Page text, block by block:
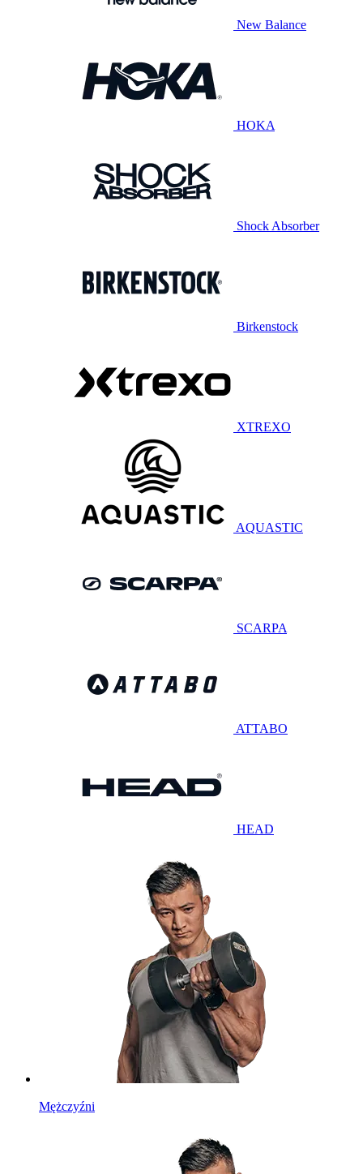
New Balance
HOKA
Shock Absorber
Birkenstock
XTREXO
AQUASTIC
SCARPA
ATTABO
HEAD
Mężczyźni